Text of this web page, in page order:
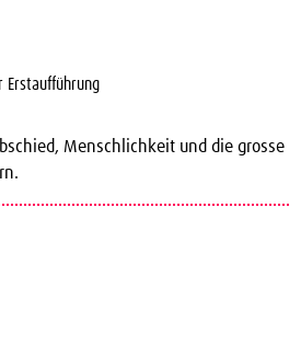
Erstaufführung
Menschlichkeit und die grosse